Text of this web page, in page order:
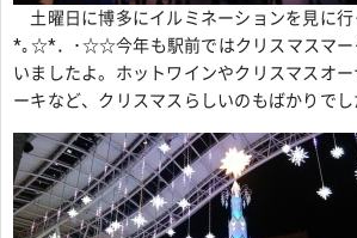
土曜日に博多にイルミネーションを見に
*｡☆*．･☆☆今年も駅前ではクリスマスマー
いましたよ。ホットワインやクリスマスオ
ーキなど、クリスマスらしいのもばかりでし